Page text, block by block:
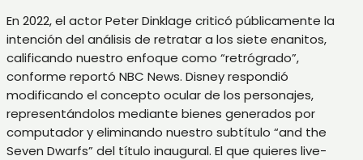
En 2022, el actor Peter Dinklage criticó públicamente la
intención del análisis de retratar a los siete enanitos,
calificando nuestro enfoque como “retrógrado”,
conforme reportó NBC News. Disney respondió
modificando el concepto ocular de los personajes,
representándolos mediante bienes generados por
computador y eliminando nuestro subtítulo “and the
Seven Dwarfs” del título inaugural. El que quieres live-